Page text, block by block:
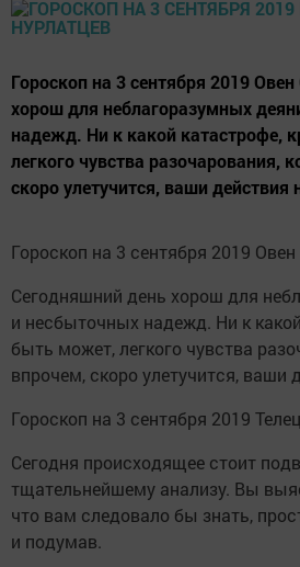
Гороскоп на 3 сентября 2019
хорош для неблагоразумных
надежд. Ни к какой катастрофе,
легкого чувства разочарования,
скоро улетучится, ваши действия
Гороскоп на 3 сентября 2019 Овен
Сегодняшний день хорош для
и несбыточных надежд. Ни к
быть может, легкого чувства
впрочем, скоро улетучится, ваши
Гороскоп на 3 сентября 2019 Телец
Сегодня происходящее стоит
тщательнейшему анализу. Вы
что вам следовало бы знать,
и подумав.